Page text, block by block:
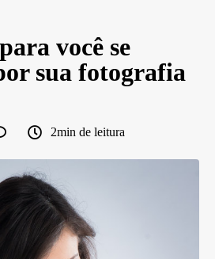
você se
sua fotografia
2min de leitura